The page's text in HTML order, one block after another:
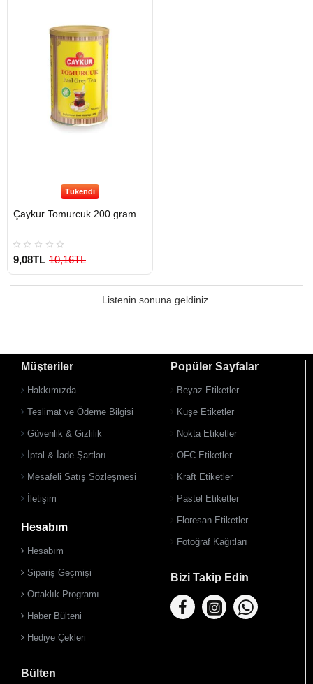
Tükendi
Çaykur Tomurcuk 200 gram
9,08TL 10,16TL
Listenin sonuna geldiniz.
Müşteriler
Hakkımızda
Teslimat ve Ödeme Bilgisi
Güvenlik & Gizlilik
İptal & İade Şartları
Mesafeli Satış Sözleşmesi
İletişim
Hesabım
Hesabım
Sipariş Geçmişi
Ortaklık Programı
Haber Bülteni
Hediye Çekleri
Popüler Sayfalar
Beyaz Etiketler
Kuşe Etiketler
Nokta Etiketler
OFC Etiketler
Kraft Etiketler
Pastel Etiketler
Floresan Etiketler
Fotoğraf Kağıtları
Bizi Takip Edin
Bülten